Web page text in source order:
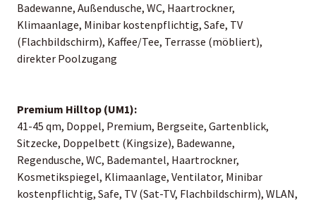
Badewanne, Außendusche, WC, Haartrockner,
Klimaanlage, Minibar kostenpflichtig, Safe, TV
(Flachbildschirm), Kaffee/Tee, Terrasse (möbliert),
direkter Poolzugang
Premium Hilltop (UM1):
41-45 qm, Doppel, Premium, Bergseite, Gartenblick,
Sitzecke, Doppelbett (Kingsize), Badewanne,
Regendusche, WC, Bademantel, Haartrockner,
Kosmetikspiegel, Klimaanlage, Ventilator, Minibar
kostenpflichtig, Safe, TV (Sat-TV, Flachbildschirm), WLAN,